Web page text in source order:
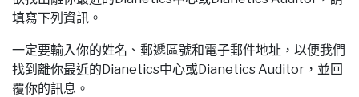
填寫下列資訊。
一定要輸入你的姓名、郵遞區號和電子郵件地址，以便我們
找到離你最近的Dianetics中心或Dianetics Auditor，並回
覆你的訊息。